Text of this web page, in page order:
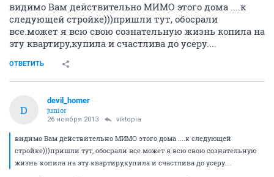
видимо Вам действительно МИМО этого дома ....к
следующей стройке)))пришли тут, обосрали
все.может я всю свою сознательную жизнь копила на
эту квартиру,купила и счастлива до усеру....
ОТВЕТИТЬ
D
devil_homer
junior
26 ноября 2013 viktopia
видимо Вам действительно МИМО этого дома ....к следующей
стройке)))пришли тут, обосрали все.может я всю свою сознательную
жизнь копила на эту квартиру,купила и счастлива до усеру....